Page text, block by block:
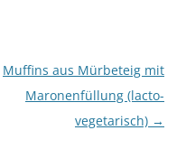
Muffins aus Mürbeteig mit
Maronenfüllung (lacto-
vegetarisch) →